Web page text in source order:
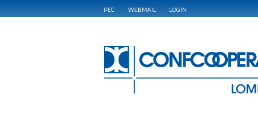
PEC WEBMAIL LOGIN